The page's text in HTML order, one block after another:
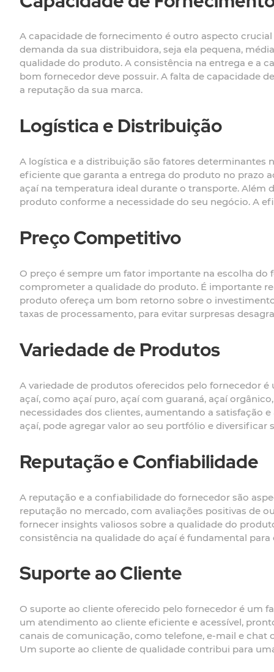
A capacidade de fornecimento é outro aspecto
demanda da sua distribuidora, seja ela pequena,
qualidade do produto. A consistência na entrega e a
bom fornecedor deve possuir. A falta de capacidade
a reputação da sua marca.
Logística e Distribuição
A logística e a distribuição são fatores determinantes
eficiente que garanta a entrega do produto no prazo
açaí na temperatura ideal durante o transporte. Além
produto conforme a necessidade do seu negócio. A
Preço Competitivo
O preço é sempre um fator importante na escolha
comprometer a qualidade do produto. É importante
produto ofereça um bom retorno sobre o
taxas de processamento, para evitar surpresas
Variedade de Produtos
A variedade de produtos oferecidos pelo fornecedor
açaí, como açaí puro, açaí com guaraná, açaí
necessidades dos clientes, aumentando a satisfação
açaí, pode agregar valor ao seu portfólio e diversificar
Reputação e Confiabilidade
A reputação e a confiabilidade do fornecedor são
reputação no mercado, com avaliações positivas de
fornecer insights valiosos sobre a qualidade do
consistência na qualidade do açaí é fundamental para
Suporte ao Cliente
O suporte ao cliente oferecido pelo fornecedor é um
um atendimento ao cliente eficiente e acessível,
canais de comunicação, como telefone, e-mail e
Um suporte ao cliente de qualidade contribui para